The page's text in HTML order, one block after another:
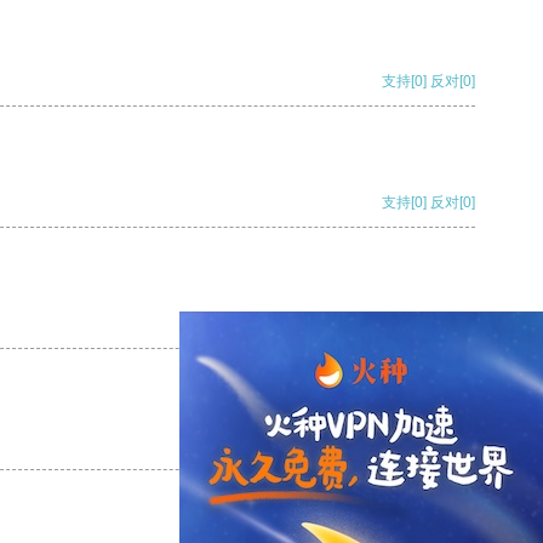
支持[0] 反对[0]
支持[0] 反对[0]
支持 [0] 反对 [0]